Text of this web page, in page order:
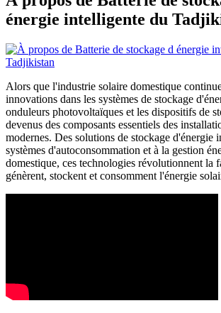
énergie intelligente du
Alors que l'industrie solaire domestique
innovations dans les systèmes de stockage
onduleurs photovoltaïques et les dispositifs de
devenus des composants essentiels des
modernes. Des solutions de stockage d'énergie
systèmes d'autoconsommation et à la gestion
domestique, ces technologies révolutionnent la
génèrent, stockent et consomment l'énergie